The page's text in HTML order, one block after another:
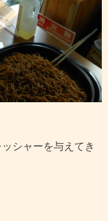
シャーを与えてき